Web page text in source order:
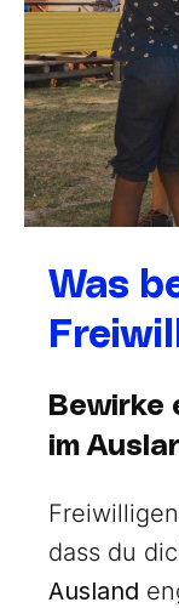
Was
Bewirke
im
dass du
Ausland